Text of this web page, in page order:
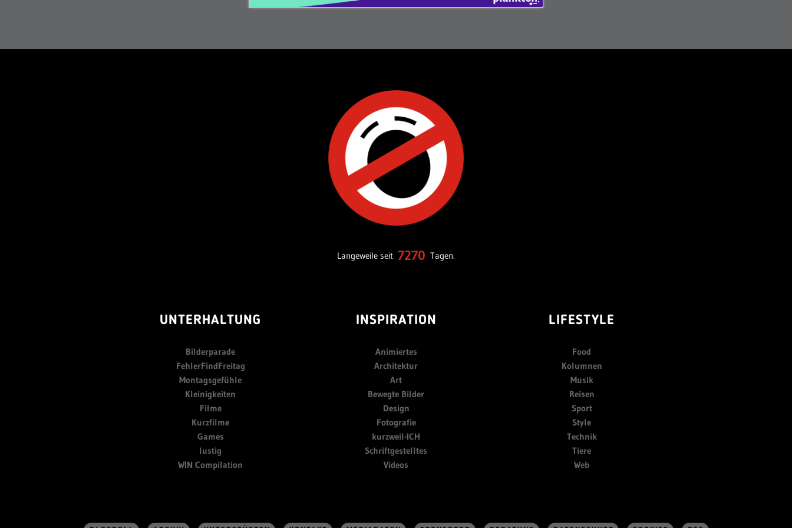
Langeweile seit 7270 Tagen.
UNTERHALTUNG
Bilderparade
FehlerFindFreitag
Montagsgefühle
Kleinigkeiten
Filme
Kurzfilme
Games
lustig
WIN Compilation
INSPIRATION
Animiertes
Architektur
Art
Bewegte Bilder
Design
Fotografie
kurzweil-ICH
Schriftgestelltes
Videos
LIFESTYLE
Food
Kolumnen
Musik
Reisen
Sport
Style
Technik
Tiere
Web